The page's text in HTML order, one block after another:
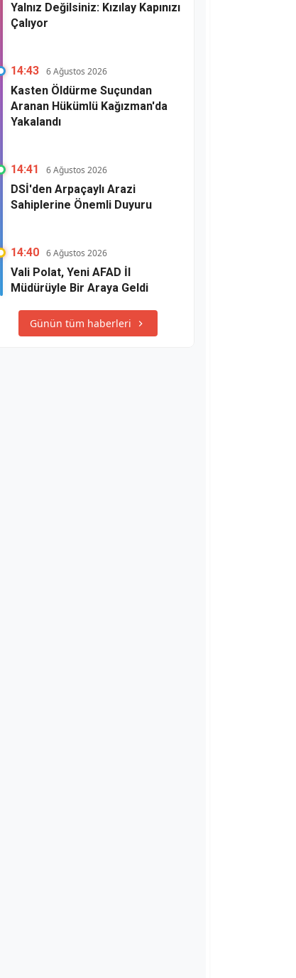
Yalnız Değilsiniz: Kızılay Kapınızı
Çalıyor
14:43 6 Ağustos 2026
Kasten Öldürme Suçundan
Aranan Hükümlü Kağızman'da
Yakalandı
14:41 6 Ağustos 2026
DSİ'den Arpaçaylı Arazi
Sahiplerine Önemli Duyuru
14:40 6 Ağustos 2026
Vali Polat, Yeni AFAD İl
Müdürüyle Bir Araya Geldi
Günün tüm haberleri